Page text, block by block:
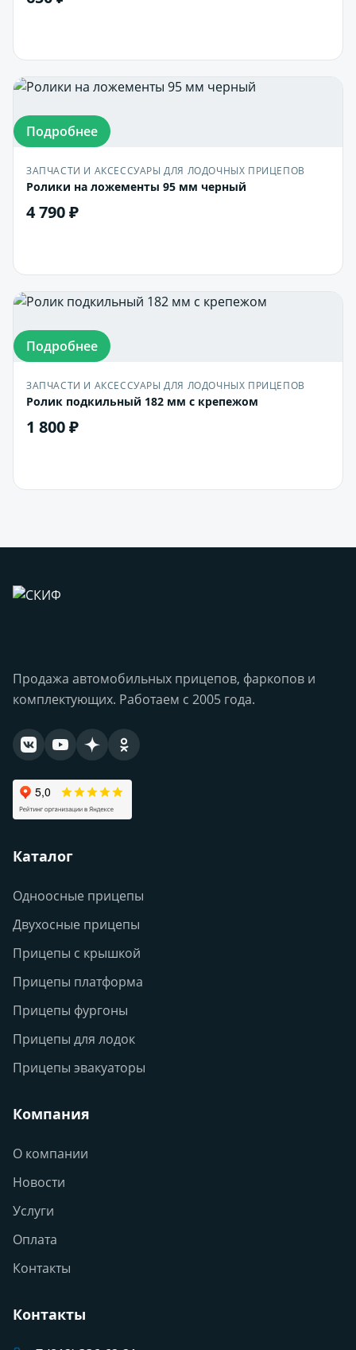
Подробнее
ЗАПЧАСТИ И АКСЕССУАРЫ ДЛЯ ЛОДОЧНЫХ ПРИЦЕПОВ
Ролики на ложементы 95 мм черный
4 790 ₽
Подробнее
ЗАПЧАСТИ И АКСЕССУАРЫ ДЛЯ ЛОДОЧНЫХ ПРИЦЕПОВ
Ролик подкильный 182 мм c крепежом
1 800 ₽
Продажа автомобильных прицепов, фаркопов и
комплектующих. Работаем с 2005 года.
Каталог
Одноосные прицепы
Двухосные прицепы
Прицепы с крышкой
Прицепы платформа
Прицепы фургоны
Прицепы для лодок
Прицепы эвакуаторы
Компания
О компании
Новости
Услуги
Оплата
Контакты
Контакты